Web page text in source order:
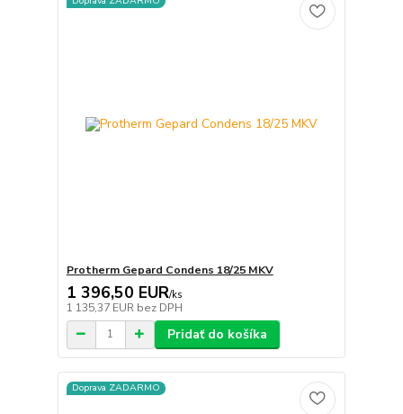
Protherm Gepard Condens 18/25 MKV
1 396,50 EUR/ks
1 135,37 EUR bez DPH
Pridať do košíka
Doprava ZADARMO